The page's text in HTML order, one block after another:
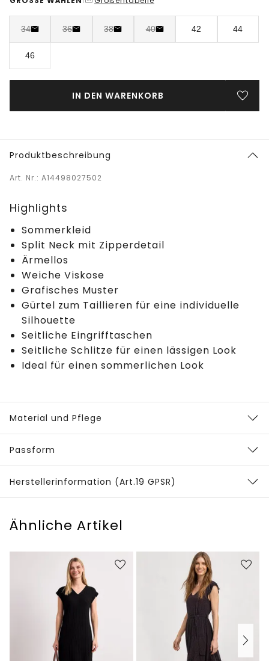
34 36 38 40 42 44
46
IN DEN WARENKORB
Produktbeschreibung
Art. Nr.: A14498027502
Highlights
Sommerkleid
Split Neck mit Zipperdetail
Ärmellos
Weiche Viskose
Grafisches Muster
Gürtel zum Taillieren für eine individuelle
Silhouette
Seitliche Eingrifftaschen
Seitliche Schlitze für einen lässigen Look
Ideal für einen sommerlichen Look
Material und Pflege
Passform
Herstellerinformation (Art.19 GPSR)
Ähnliche Artikel